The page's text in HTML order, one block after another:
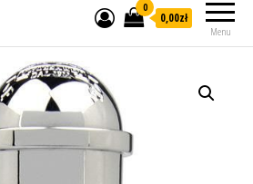
Menu
0
0,00zł